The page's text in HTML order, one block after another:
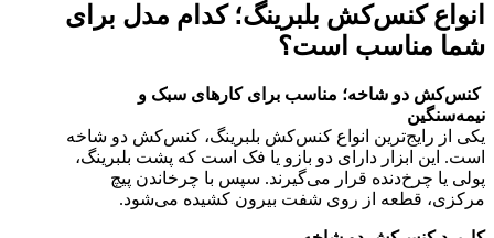
انواع کنس‌کش بلبرینگ؛ کدام مدل برای
شما مناسب است؟
کنس‌کش دو شاخه؛ مناسب برای کارهای سبک و
نیمه‌سنگین
یکی از رایج‌ترین انواع کنس‌کش بلبرینگ، کنس‌کش دو شاخه
است. این ابزار دارای دو بازو یا فک است که پشت بلبرینگ،
پولی یا چرخ‌دنده قرار می‌گیرند. سپس با چرخاندن پیچ
مرکزی، قطعه از روی شفت بیرون کشیده می‌شود.